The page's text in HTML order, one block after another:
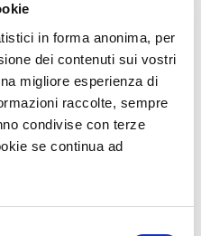
in forma anonima, per
dei contenuti sui vostri
migliore esperienza di
raccolte, sempre
condivise con terze
se continua ad
soc. coop.
L